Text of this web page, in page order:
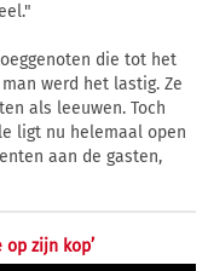
die tot het
werd het lastig. Ze
als leeuwen. Toch
ligt nu helemaal open
aan de gasten,
zijn kop’